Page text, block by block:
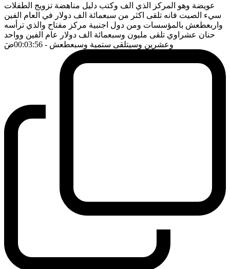
عويضة وهو المركز الذي الف وكتب دليل مناهضة تزويج الطفلات
سيء الصيت فانه تلقى اكثر من سبعمائة الف دولار في العام الفين
واربعطعش بالمؤسسات ومن دول اجنبية مركز مفتاح والذي ترأسه
حنان عشراوي تلقى مليون وسبعمائة الف دولار عام الفين وواحد
وعشرين وسيتلقى ستمية وسبعطعش - 00:03:56 ضَ